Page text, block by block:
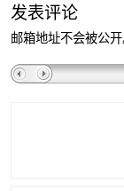
发表评论
邮箱地址不会被公开